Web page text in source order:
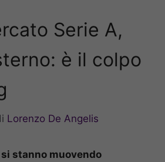
Serie A,
è il colpo
Lorenzo De Angelis
stanno muovendo